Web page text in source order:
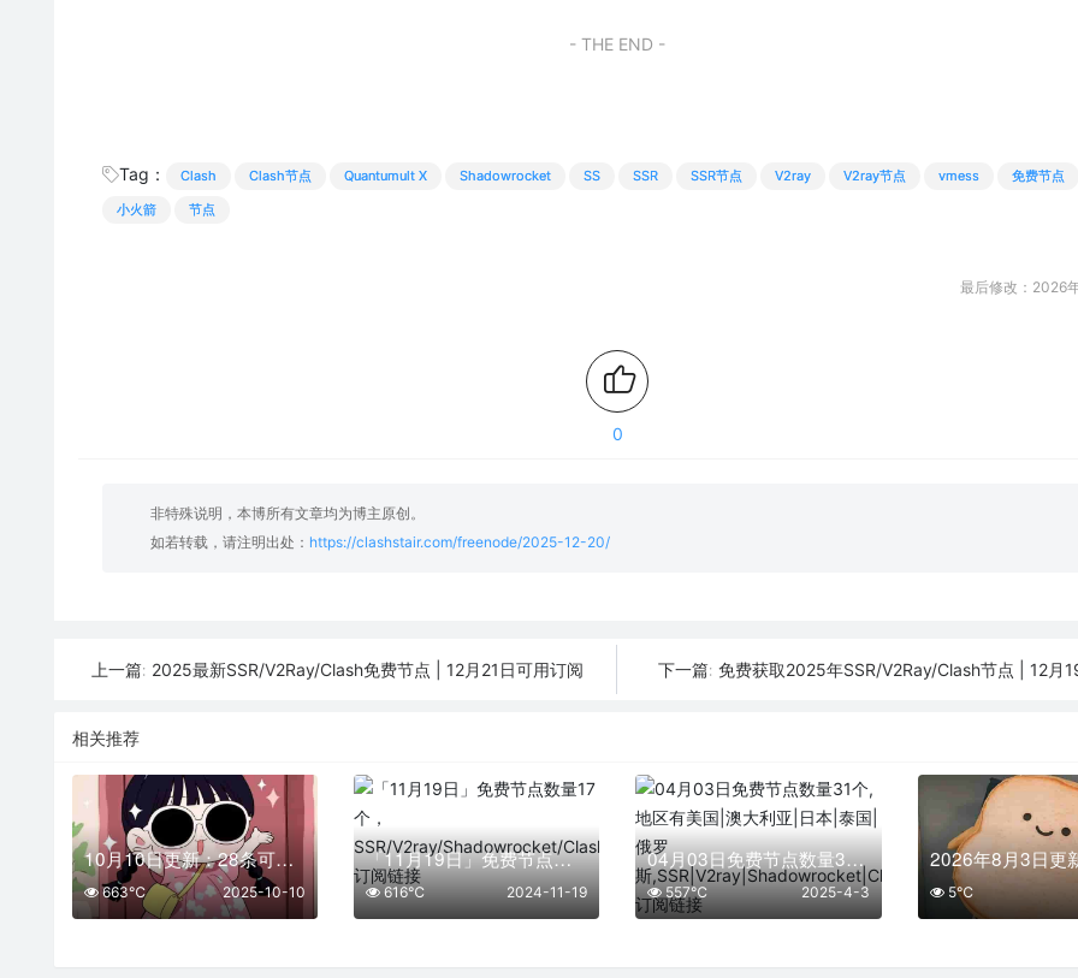
- THE END -
Tag： Clash Clash节点 Quantumult X Shadowrocket SS SSR SSR节点 V2ray V2ray节点 vmess
免费节点
小火箭
节点
最后修改：2026
0
非特殊说明，本博所有文章均为博主原创。
如若转载，请注明出处： https://clashstair.com/freenode/2025-12-20/
上一篇: 2025最新SSR/V2Ray/Clash免费节点 | 12月21日可用订阅 下一篇: 免费获取2025年SSR/V2Ray/Clash节点 | 12月
相关推荐
10月10日更新：28条可用免费节点 | 2025年SSR/V2ray/Clash订阅链接
2025-10-10
663℃
「11月19日」免费节点数量17个，SSR/V2ray/Shadowrocket/Clash订阅链接
2024-11-19
616℃
04月03日免费节点数量31个,地区有美国|澳大利亚|日本|泰国|俄罗斯,SSR|V2ray|Shadowrocket|Clash订阅链接
2025-4-3
557℃ 5℃